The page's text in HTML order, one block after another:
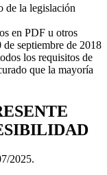
de la legislación
en PDF u otros
septiembre de 2018
los requisitos de
que la mayoría
2025.